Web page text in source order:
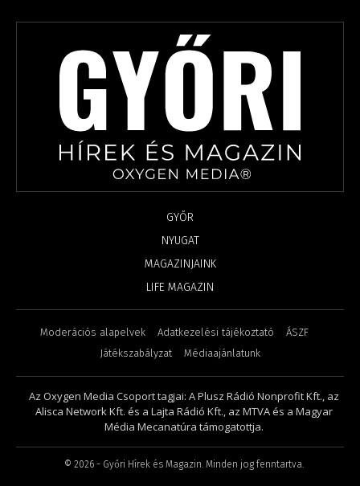
GYŐR
NYUGAT
MAGAZINJAINK
LIFE MAGAZIN
Moderációs alapelvek Adatkezelési tájékoztató
ÁSZF
Játékszabályzat
Médiaajánlatunk
Az Oxygen Media Csoport tagjai: A Plusz Rádió Nonprofit Kft., az
Alisca Network Kft. és a Lajta Rádió Kft., az MTVA és a Magyar
Média Mecanatúra támogatottja.
© 2026 - Győri Hírek és Magazin. Minden jog fenntartva.